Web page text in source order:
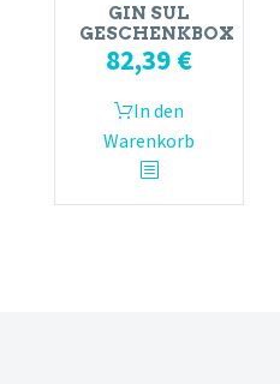
GIN SUL
GESCHENKBOX
82,39 €
In den
Warenkorb